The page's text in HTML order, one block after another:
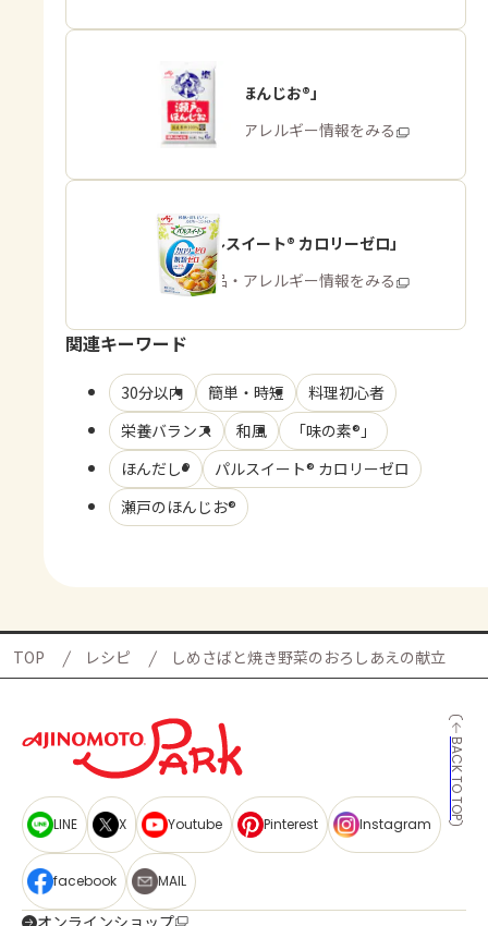
「瀬戸のほんじお®」
商品・アレルギー情報をみる
「パルスイート® カロリーゼロ」
商品・アレルギー情報をみる
関連キーワード
30分以内 簡単・時短
料理初心者
栄養バランス
和風
「味の素®」
ほんだし®
パルスイート® カロリーゼロ
瀬戸のほんじお®
TOP レシピ しめさばと焼き野菜のおろしあえの献立
BACK TO TOP
LINE X Youtube Pinterest Instagram
facebook MAIL
オンラインショップ